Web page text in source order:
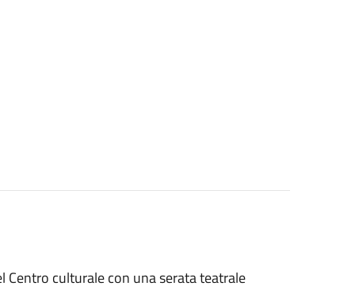
culturale con una serata teatrale